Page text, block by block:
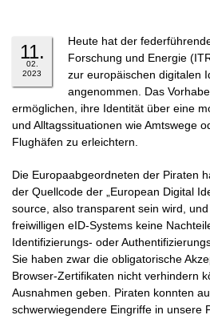
11.
02.
2023
Heute hat der
Forschung und Energie
zur europäischen digitalen
angenommen. Das
ermöglichen, ihre Identität über eine
und Alltagssituationen wie Amtswege
Flughäfen zu erleichtern.
Die Europaabgeordneten der Piraten
der Quellcode der „European Digital
source, also transparent sein wird,
freiwilligen eID-Systems keine
Identifizierungs- oder
Sie haben zwar die obligatorische
Browser-Zertifikaten nicht verhindern
Ausnahmen geben. Piraten konnten
schwerwiegendere Eingriffe in unsere